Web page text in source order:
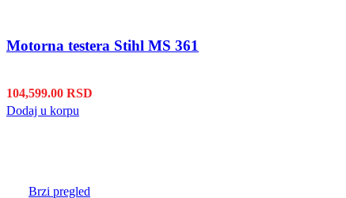
Motorna testera Stihl MS 361
104,599.00 RSD
Dodaj u korpu
Brzi pregled